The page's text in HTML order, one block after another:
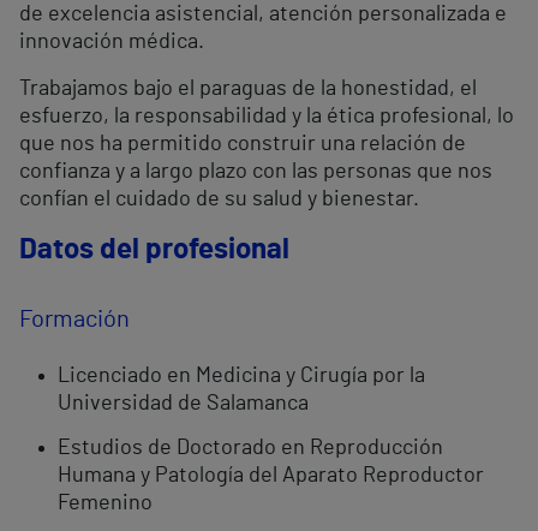
de excelencia asistencial, atención personalizada e
innovación médica.
Trabajamos bajo el paraguas de la honestidad, el
esfuerzo, la responsabilidad y la ética profesional, lo
que nos ha permitido construir una relación de
confianza y a largo plazo con las personas que nos
confían el cuidado de su salud y bienestar.
Datos del profesional
Formación
Licenciado en Medicina y Cirugía por la
Universidad de Salamanca
Estudios de Doctorado en Reproducción
Humana y Patología del Aparato Reproductor
Femenino